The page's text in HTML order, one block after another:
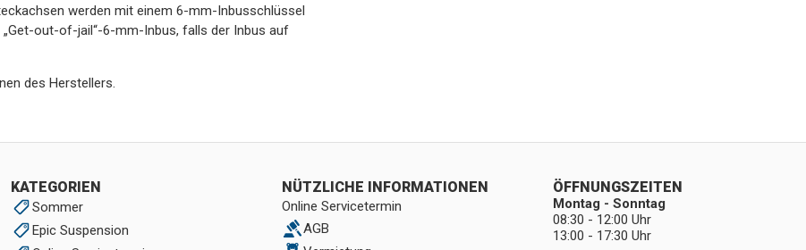
werden mit einem 6-mm-Inbusschlüssel
out-of-jail“-6-mm-Inbus, falls der Inbus auf
des Herstellers.
KATEGORIEN
Sommer
Epic Suspension
NÜTZLICHE INFORMATIONEN
Online Servicetermin
AGB
ÖFFNUNGSZEITEN
Montag - Sonntag
08:30 - 12:00 Uhr
13:00 - 17:30 Uhr